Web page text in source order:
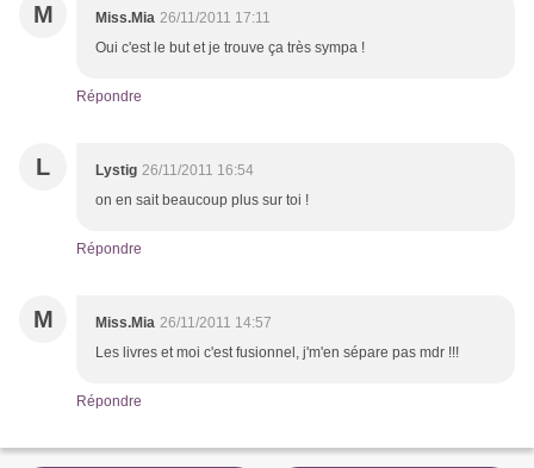
M Miss.Mia 26/11/2011 17:11
Oui c'est le but et je trouve ça très sympa !
Répondre
L Lystig 26/11/2011 16:54
on en sait beaucoup plus sur toi !
Répondre
M Miss.Mia 26/11/2011 14:57
Les livres et moi c'est fusionnel, j'm'en sépare pas mdr !!!
Répondre